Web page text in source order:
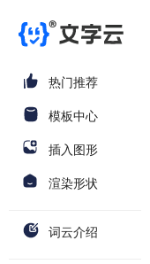
热门推荐
模板中心
插入图形
渲染形状
词云介绍